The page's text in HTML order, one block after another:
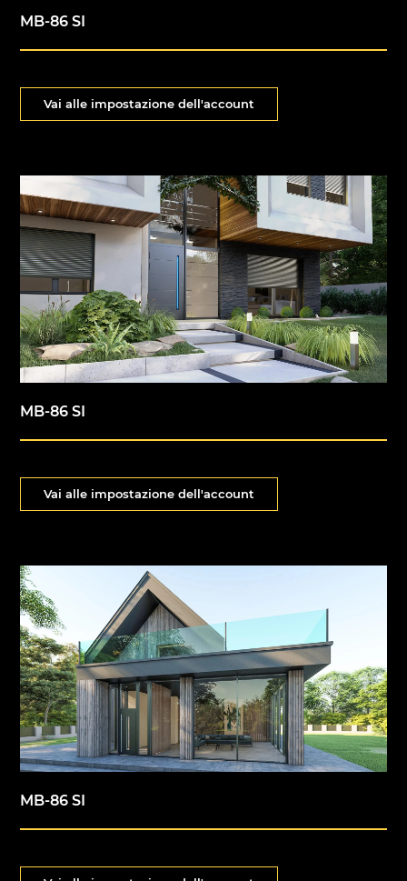
MB-86 SI
Vai alle impostazione dell'account
MB-86 SI
Vai alle impostazione dell'account
MB-86 SI